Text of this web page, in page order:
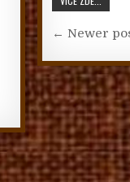
← Newer